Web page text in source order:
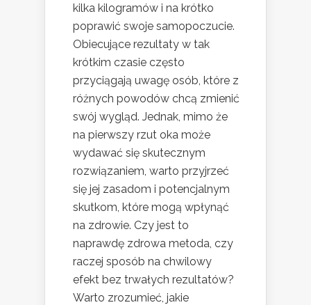
kilka kilogramów i na krótko
poprawić swoje samopoczucie.
Obiecujące rezultaty w tak
krótkim czasie często
przyciągają uwagę osób, które z
różnych powodów chcą zmienić
swój wygląd. Jednak, mimo że
na pierwszy rzut oka może
wydawać się skutecznym
rozwiązaniem, warto przyjrzeć
się jej zasadom i potencjalnym
skutkom, które mogą wpłynąć
na zdrowie. Czy jest to
naprawdę zdrowa metoda, czy
raczej sposób na chwilowy
efekt bez trwałych rezultatów?
Warto zrozumieć, jakie